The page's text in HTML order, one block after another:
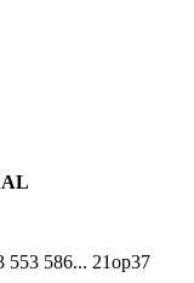
553 586... 21op37